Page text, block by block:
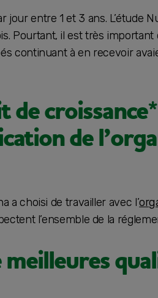
entre 1 et 3 ans. L’étude
Pourtant, il est très
continuant à en recevoir
de
a choisi de travailler avec l’
l’ensemble de la
meilleures